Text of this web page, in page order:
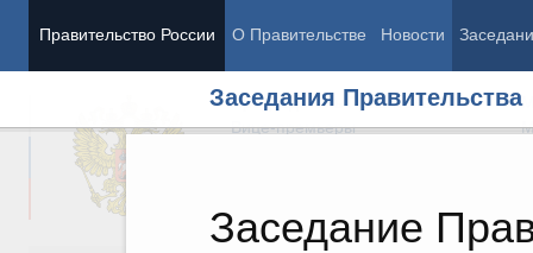
Правительство России О Правительстве Новости
Заседания Правительства
Заседание
Председатель Правительства
Вице-премьеры